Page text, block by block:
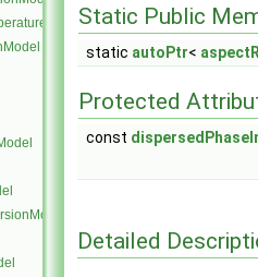
Static Public
static autoPtr<
Protected
const
Detailed